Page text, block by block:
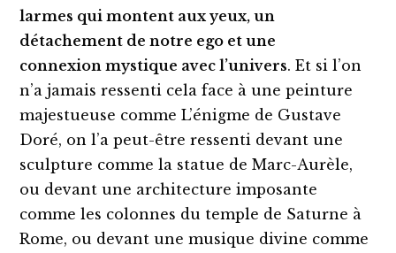
larmes qui montent aux yeux, un
détachement de notre ego et une
connexion mystique avec l’univers. Et si l’on
n’a jamais ressenti cela face à une peinture
majestueuse comme L’énigme de Gustave
Doré, on l’a peut-être ressenti devant une
sculpture comme la statue de Marc-Aurèle,
ou devant une architecture imposante
comme les colonnes du temple de Saturne à
Rome, ou devant une musique divine comme